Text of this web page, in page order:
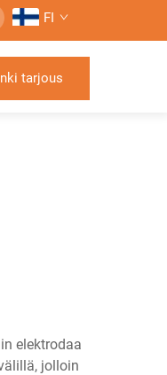
FI
tarjous
elektrodaa
jolloin